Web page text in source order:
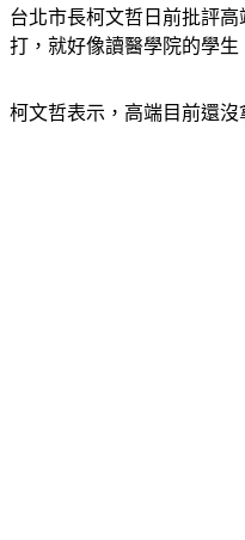
台北市長柯文哲日前批評
打，就好像讀醫學院的學
柯文哲表示，高端目前還